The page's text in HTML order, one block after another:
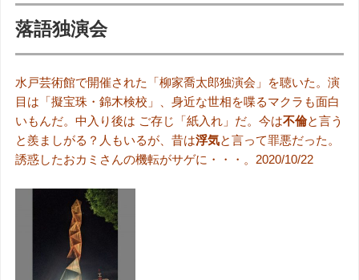
落語独演会
水戸芸術館で開催された「柳家喬太郎独演会」を聴いた。演
目は「擬宝珠・錦木検校」、身近な世相を喋るマクラも面白
いもんだ。中入り後は ご存じ「紙入れ」だ。今は不倫と言う
と羨ましがる？人もいるが、昔は浮気と言って罪悪だった。
誘惑したおカミさんの機転がサゲに・・・。2020/10/22